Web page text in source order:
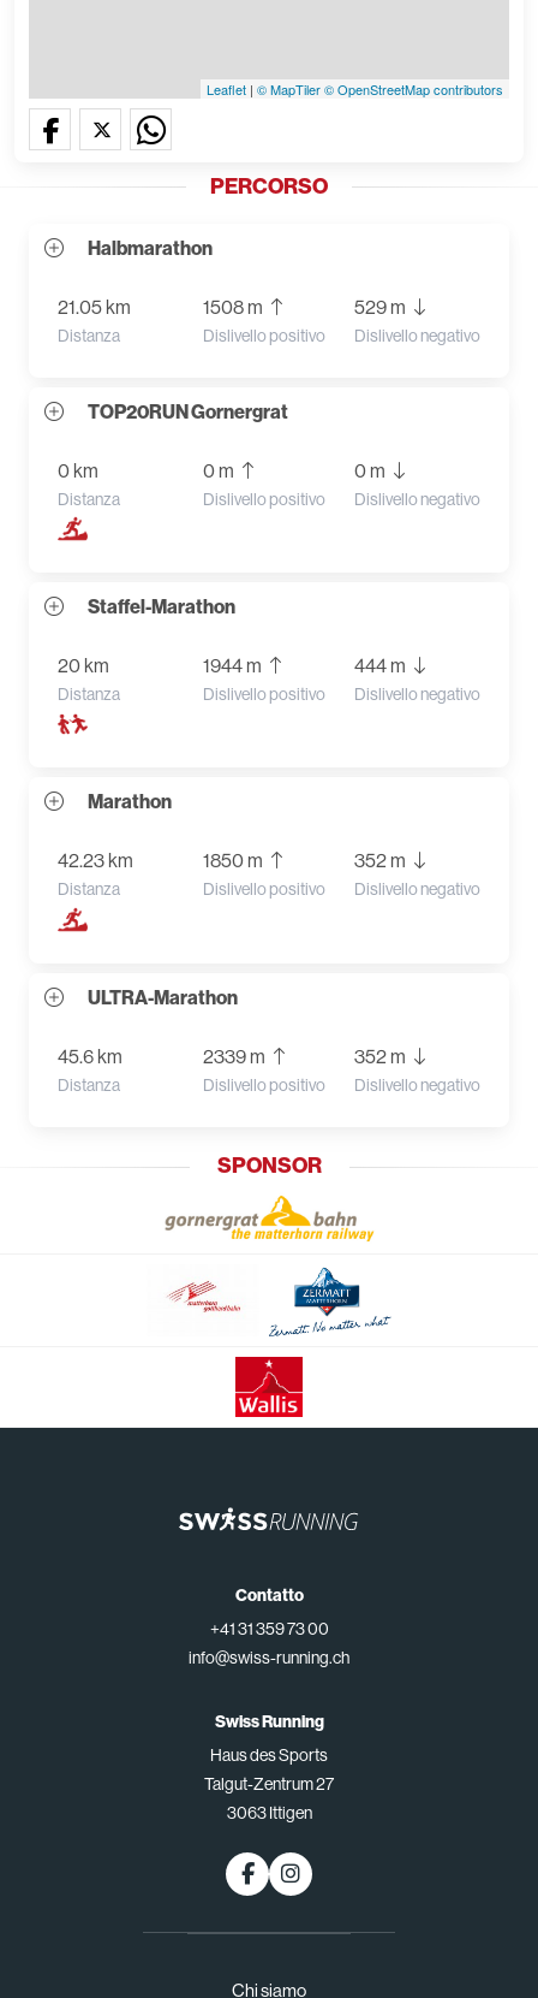
Leaflet | © MapTiler© OpenStreetMap contributors
PERCORSO
Halbmarathon
21.05 km
Distanza
1508 m
Dislivello positivo
529 m
Dislivello negativo
TOP20RUN Gornergrat
0 km
Distanza
0 m
Dislivello positivo
0 m
Dislivello negativo
Staffel-Marathon
20 km
Distanza
1944 m
Dislivello positivo
444 m
Dislivello negativo
Marathon
42.23 km
Distanza
1850 m
Dislivello positivo
352 m
Dislivello negativo
ULTRA-Marathon
45.6 km
Distanza
2339 m
Dislivello positivo
352 m
Dislivello negativo
SPONSOR
Chi siamo
Contatto
+41 31 359 73 00
info@swiss-running.ch
Swiss Running
Haus des Sports
Talgut-Zentrum 27
3063 Ittigen